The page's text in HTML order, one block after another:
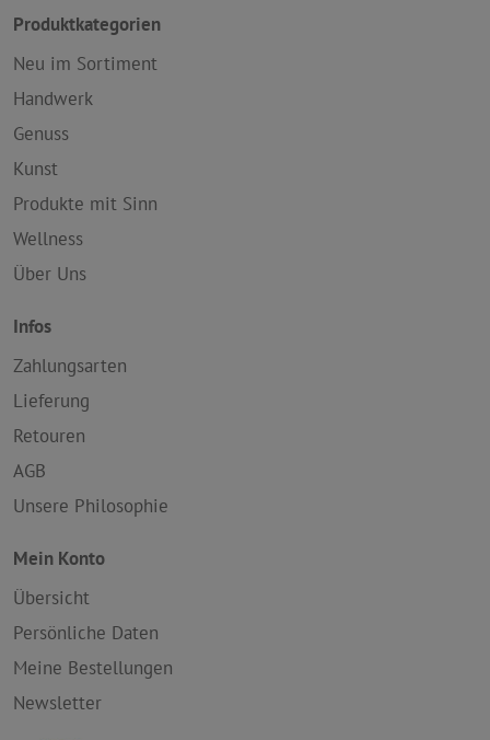
Produktkategorien
Neu im Sortiment
Handwerk
Genuss
Kunst
Produkte mit Sinn
Wellness
Über Uns
Infos
Zahlungsarten
Lieferung
Retouren
AGB
Unsere Philosophie
Mein Konto
Übersicht
Persönliche Daten
Meine Bestellungen
Newsletter